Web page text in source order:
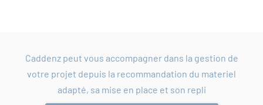
Caddenz peut vous accompagner dans la gestion de
votre projet depuis la recommandation du materiel
adapté, sa mise en place et son repli